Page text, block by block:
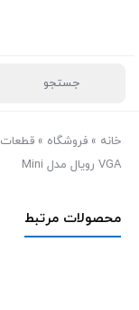
خانه » فروشگاه » قطعات
VGA رویال مدل Mini
محصولات مرتبط